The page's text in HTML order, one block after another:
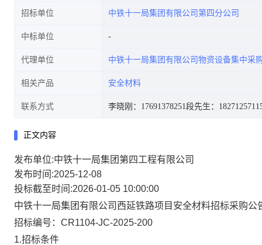
招标单位 中铁十一局集团有限公司第四分公司
中标单位
代理单位 中铁十一局集团有限公司物资设备集中采
相关产品 安全材料
联系方式 李晓刚：17691378251段先生：
正文内容
发布单位:中铁十一局集团第四工程有限公司
发布时间:2025-12-08
投标截至时间:2026-01-05 10:00:00
中铁十一局集团有限公司 西延铁路项目安全材料招标采购公
招标编号： CR1104-JC-2025-200
1.招标条件